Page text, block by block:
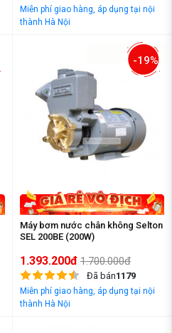
Miễn phí giao hàng, áp dụng tại nội
thành Hà Nội
-19%
Máy bơm nước chân không Selton
SEL 200BE (200W)
1.393.200đ 1.700.000đ
Đã bán1179
Miễn phí giao hàng, áp dụng tại nội
thành Hà Nội